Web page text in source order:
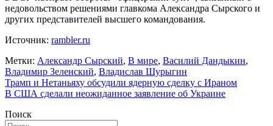
недовольством решениями главкома Александра Сырского и
других представителей высшего командования.
Источник: rambler.ru
Метки: Александр Сырский, В мире, Василий Дандыкин,
Владимир Зеленский, Владислав Шурыгин
Навигация
по
записям
Трамп и Нетаньяху обсудили ядерную сделку с Ираном
В США сделали неожиданное заявление об Украине
Поиск